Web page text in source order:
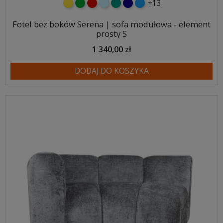
żółtyzielonyczerwony
błękitnyturkusowy
granatowy
niebieski
+13
Fotel bez boków Serena | sofa modułowa - element
prosty S
1 340,00 zł
DODAJ DO KOSZYKA